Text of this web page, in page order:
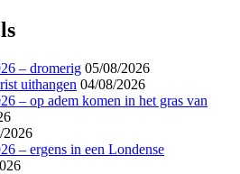
– dromerig 05/08/2026
uithangen 04/08/2026
– op adem komen in het gras van
2026
– ergens in een Londense